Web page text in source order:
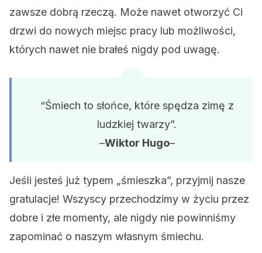
zawsze dobrą rzeczą. Może nawet otworzyć Ci
drzwi do nowych miejsc pracy lub możliwości,
których nawet nie brałeś nigdy pod uwagę.
“Śmiech to słońce, które spędza zimę z
ludzkiej twarzy”.
–Wiktor Hugo–
Jeśli jesteś już typem „śmieszka”, przyjmij nasze
gratulacje! Wszyscy przechodzimy w życiu przez
dobre i złe momenty, ale nigdy nie powinniśmy
zapominać o naszym własnym śmiechu.